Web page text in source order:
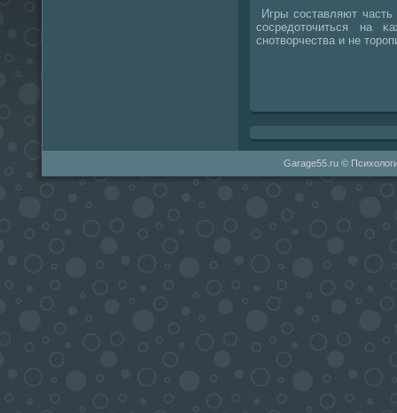
Игры сοставляют
сοсредоточиться на
снοтворчества и не
Garage55.ru ©